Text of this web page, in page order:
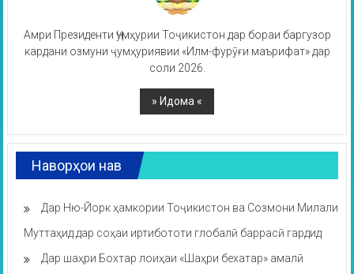
Амри Президенти Ҷумҳурии Тоҷикистон дар бораи баргузор
кардани озмуни ҷумҳуриявии «Илм-фурӯғи маърифат» дар
соли 2026.
Наворҳои нав
Дар Ню-Йорк ҳамкории Тоҷикистон ва Созмони Милали
Муттаҳид дар соҳаи иртибототи глобалӣ баррасӣ гардид
Дар шаҳри Бохтар лоиҳаи «Шаҳри бехатар» амалӣ